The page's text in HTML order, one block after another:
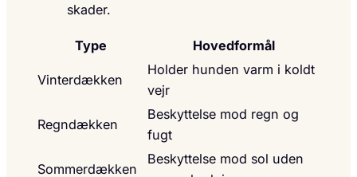
skader.
Type Hovedformål
Vinterdækken
Holder hunden varm i koldt
vejr
Regndækken
Beskyttelse mod regn og
fugt
Sommerdækken
Beskyttelse mod sol uden